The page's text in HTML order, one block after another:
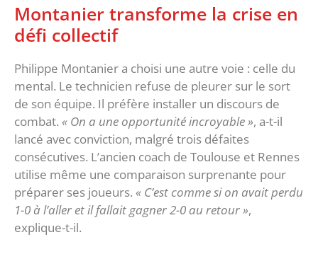
‎Montanier transforme la crise en
défi collectif
‎Philippe Montanier a choisi une autre voie : celle du
mental. Le technicien refuse de pleurer sur le sort
de son équipe. Il préfère installer un discours de
combat. « On a une opportunité incroyable », a-t-il
lancé avec conviction, malgré trois défaites
consécutives. ‎L’ancien coach de Toulouse et Rennes
utilise même une comparaison surprenante pour
préparer ses joueurs. « C’est comme si on avait perdu
1-0 à l’aller et il fallait gagner 2-0 au retour »,
explique-t-il.